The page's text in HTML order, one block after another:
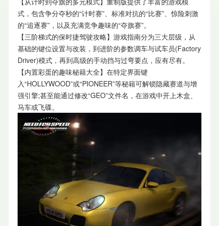
式，包含争分夺秒的“计时赛”、标准对抗的“比赛”、惊险刺激
的“追逐赛”，以及充满竞争趣味的“夺旗赛”。
【三阶梯式的保时捷驾驶攻略】游戏指南分为三大层级，从
基础的键位设置与改装，到进阶的参数调车与试车员(Factory
Driver)模式，再到高级的手动挡与过弯要点，应有尽有。
【内置彩蛋的趣味秘籍大全】在特定界面键
入“HOLLYWOOD”或“PIONEER”等秘籍可解锁隐藏赛道与增
强引擎;甚至能通过修改“GEO”文件名，在游戏中开上木盒、
马车或飞碟。